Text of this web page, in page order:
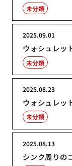
未分類
ウォシュレッ
2025.09.01
未分類
ウォシュレッ
2025.08.23
未分類
シンク周りの
2025.08.13